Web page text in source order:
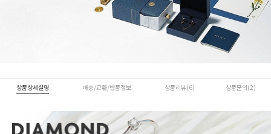
상품상세설명 배송/교환/반품정보 상품리뷰(6) 상품문의(2)